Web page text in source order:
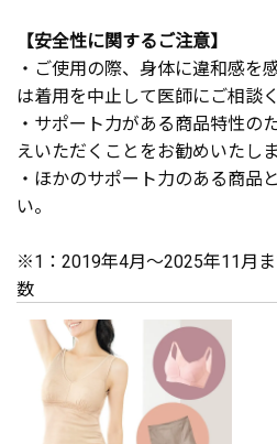
【安全性に関するご注意】
・ご使用の際、身体に違和感を
は着用を中止して医師にご相談
・サポート力がある商品特性の
えいただくことをお勧めいたしま
・ほかのサポート力のある商品
い。
※1：2019年4月～2025年11月
数